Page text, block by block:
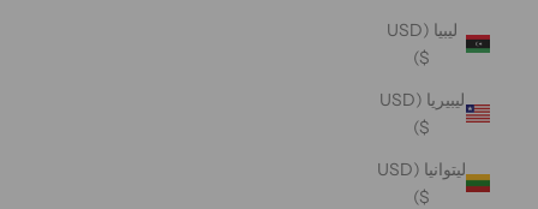
ليبيا (USD
$)
ليبيريا (USD
$)
ليتوانيا (USD
$)